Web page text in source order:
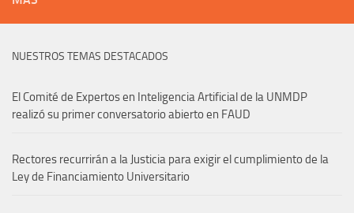
NUESTROS TEMAS DESTACADOS
El Comité de Expertos en Inteligencia Artificial de la UNMDP
realizó su primer conversatorio abierto en FAUD
Rectores recurrirán a la Justicia para exigir el cumplimiento de la
Ley de Financiamiento Universitario